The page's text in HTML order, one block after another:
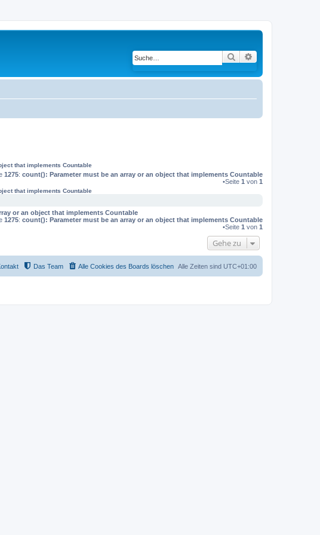
Suche
that implements Countable
1275: count(): Parameter must be an array or an object that implements Countable
•Seite 1 von 1
that implements Countable
or an object that implements Countable
1275: count(): Parameter must be an array or an object that implements Countable
•Seite 1 von 1
Gehe zu
Alle Zeiten sind UTC+01:00
Alle Cookies des Boards löschen
Das Team